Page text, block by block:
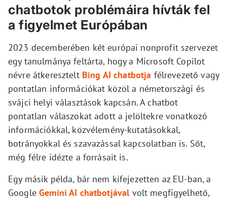
chatbotok problémáira hívták fel
a figyelmet Európában
2023 decemberében két európai nonprofit szervezet
egy tanulmánya feltárta, hogy a Microsoft Copilot
névre átkeresztelt Bing AI chatbotja félrevezető vagy
pontatlan információkat közöl a németországi és
svájci helyi választások kapcsán. A chatbot
pontatlan válaszokat adott a jelöltekre vonatkozó
információkkal, közvélemény-kutatásokkal,
botrányokkal és szavazással kapcsolatban is. Sőt,
még félre idézte a forrásait is.
Egy másik példa, bár nem kifejezetten az EU-ban, a
GoogleGemini AI chatbotjávalvolt megfigyelhető,